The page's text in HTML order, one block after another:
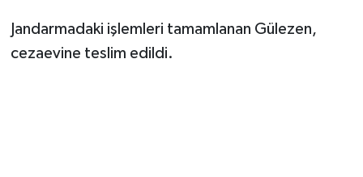
Jandarmadaki işlemleri tamamlanan Gülezen,
cezaevine teslim edildi.